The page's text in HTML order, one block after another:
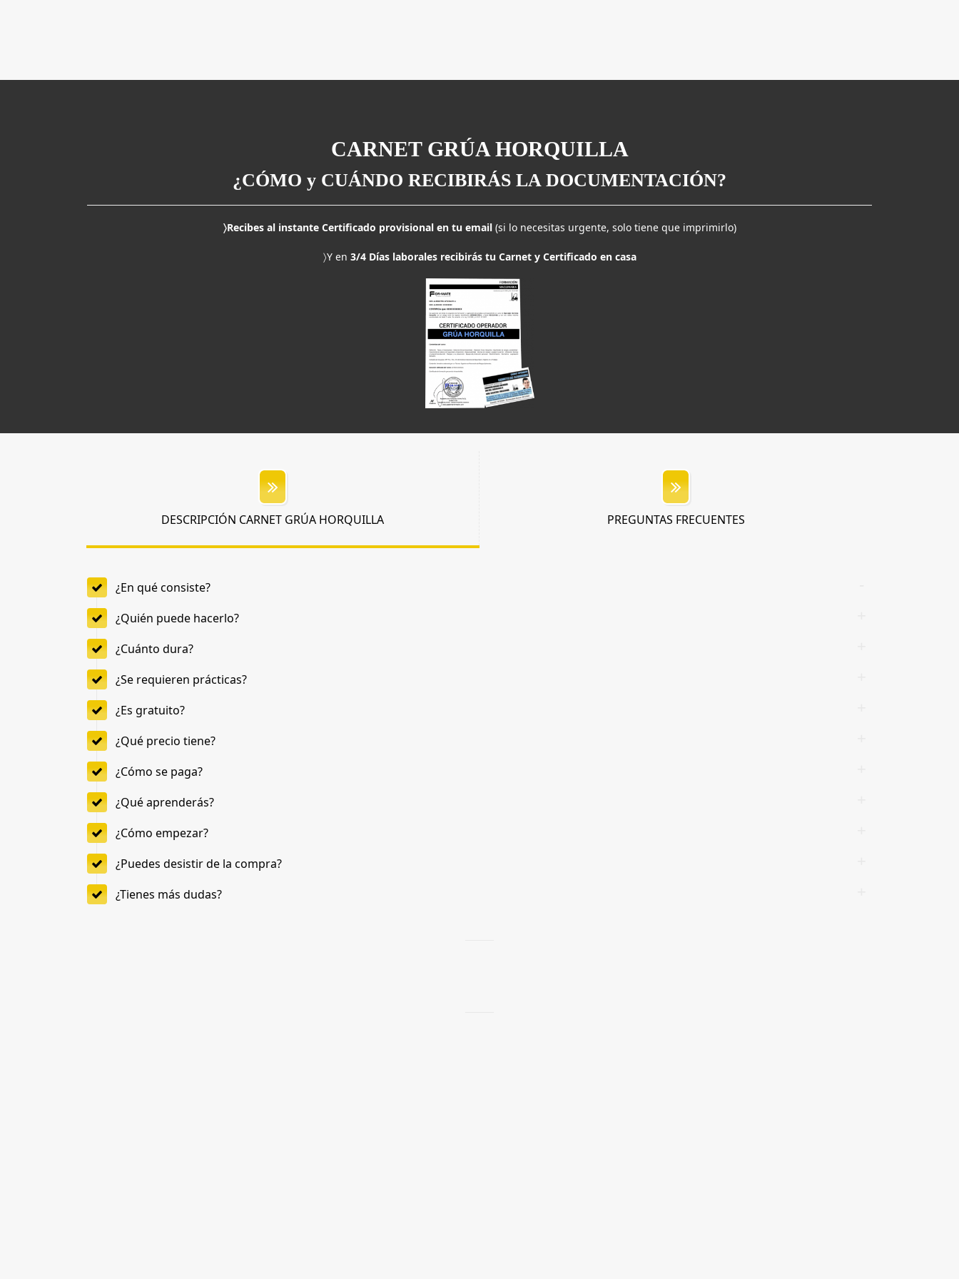
CARNET GRÚA HORQUILLA
¿CÓMO y CUÁNDO RECIBIRÁS LA DOCUMENTACIÓN?
〉Recibes al instante Certificado provisional en tu email(si lo necesitas urgente, solo tiene que imprimirlo)
〉Y en 3/4 Días laborales recibirás tu Carnet y Certificado en casa
DESCRIPCIÓN CARNET GRÚA HORQUILLA PREGUNTAS FRECUENTES
¿En qué consiste?
¿Quién puede hacerlo?
¿Cuánto dura?
¿Se requieren prácticas?
¿Es gratuito?
¿Qué precio tiene?
¿Cómo se paga?
¿Qué aprenderás?
¿Cómo empezar?
¿Puedes desistir de la compra?
¿Tienes más dudas?